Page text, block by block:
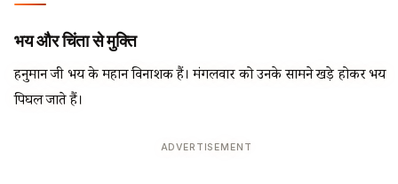
भय और चिंता से मुक्ति
हनुमान जी भय के महान विनाशक हैं। मंगलवार को उनके सामने खड़े होकर भय
पिघल जाते हैं।
ADVERTISEMENT